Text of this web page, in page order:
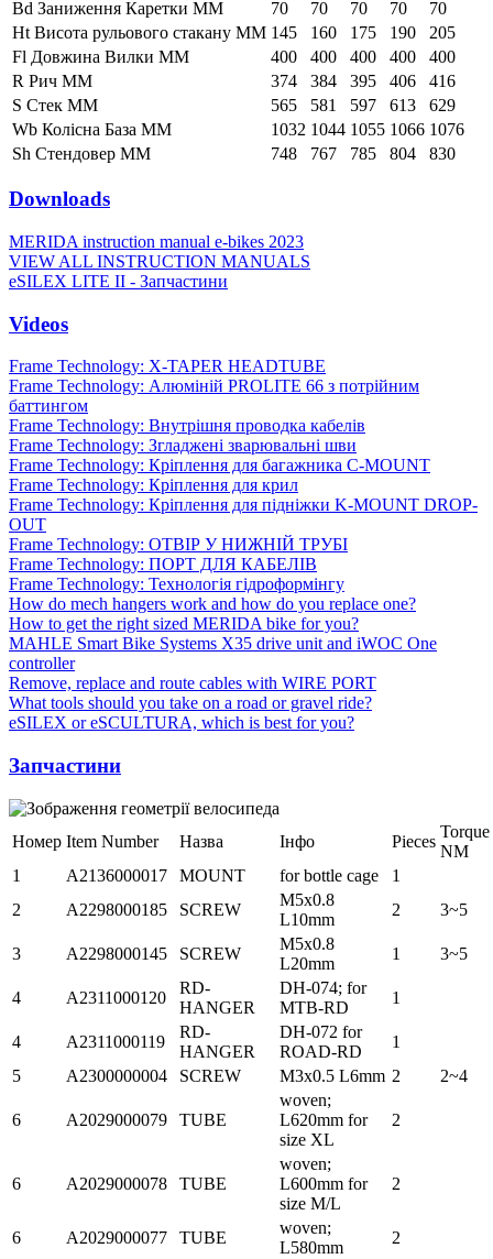
Bd Заниження Каретки ММ
70 70 70 70
70
Ht Висота рульового стакану ММ 145 160 175 190
205
Fl Довжина Вилки ММ
400 400 400 400
400
R Рич ММ
374 384 395 406
416
S Стек ММ
565 581 597 613
629
Wb Колісна База ММ
1032 1044 1055 1066 1076
Sh Стендовер ММ
748 767 785 804 830
Downloads
MERIDA instruction manual e-bikes 2023
VIEW ALL INSTRUCTION MANUALS
eSILEX LITE II - Запчастини
Videos
Frame Technology: X-TAPER HEADTUBE
Frame Technology: Алюміній PROLITE 66 з потрійним
баттингом
Frame Technology: Внутрішня проводка кабелів
Frame Technology: Згладжені зварювальні шви
Frame Technology: Кріплення для багажника C-MOUNT
Frame Technology: Кріплення для крил
Frame Technology: Кріплення для підніжки K-MOUNT DROP-
OUT
Frame Technology: ОТВІР У НИЖНІЙ ТРУБІ
Frame Technology: ПОРТ ДЛЯ КАБЕЛІВ
Frame Technology: Технологія гідроформінгу
How do mech hangers work and how do you replace one?
How to get the right sized MERIDA bike for you?
MAHLE Smart Bike Systems X35 drive unit and iWOC One
controller
Remove, replace and route cables with WIRE PORT
What tools should you take on a road or gravel ride?
eSILEX or eSCULTURA, which is best for you?
Запчастини
Номер Item Number Назва Інфо Pieces
Torque
NM
1
A2136000017 MOUNT for bottle cage
1
2
A2298000185 SCREW
M5x0.8
L10mm
2 3~5
3 A2298000145 SCREW
M5x0.8
L20mm
1 3~5
4 A2311000120
RD-
HANGER
DH-074; for
MTB-RD
1
4 A2311000119
RD-
HANGER
DH-072 for
ROAD-RD
1
5
A2300000004 SCREW M3x0.5 L6mm 2 2~4
6 A2029000079 TUBE
woven;
L620mm for
size XL
2
6 A2029000078 TUBE
woven;
L600mm for
size M/L
2
6 A2029000077 TUBE
woven;
L580mm
2